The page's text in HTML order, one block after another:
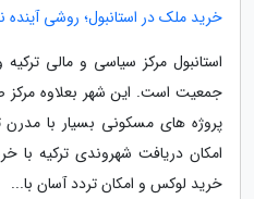
خرید ملک در استانبول؛ روشی آینده
جمعیت است. این شهر بعلاوه
پروژه های مسکونی بسیار با
امکان دریافت شهروندی ترکیه با
خرید لوکس و امکان تردد آسان با...